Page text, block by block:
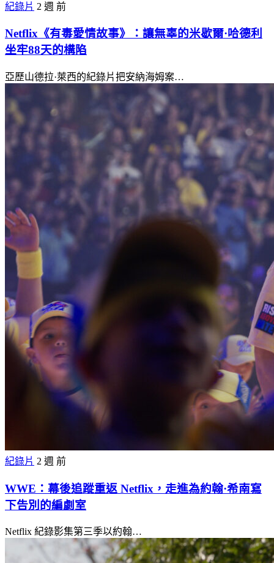
紀錄片 2 週 前
Netflix《有毒愛情故事》：讓無辜的米歇爾·哈德利
坐牢88天的構陷
亞歷山德拉·萊西的紀錄片把安納海姆案…
紀錄片 2 週 前
WWE：幕後追蹤重返 Netflix，走進為約翰·希南寫
下告別的編劇室
Netflix 紀錄影集第三季以約翰…